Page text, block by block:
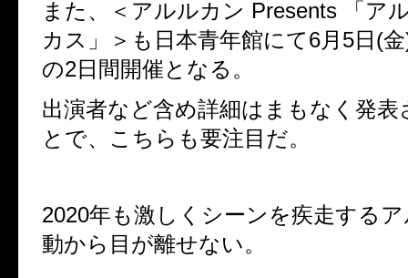
また、＜アルルカン Presents 「ア
カス」＞も日本青年館にて6月5日(
の2日間開催となる。
出演者など含め詳細はまもなく発
とで、こちらも要注目だ。
2020年も激しくシーンを疾走する
動から目が離せない。